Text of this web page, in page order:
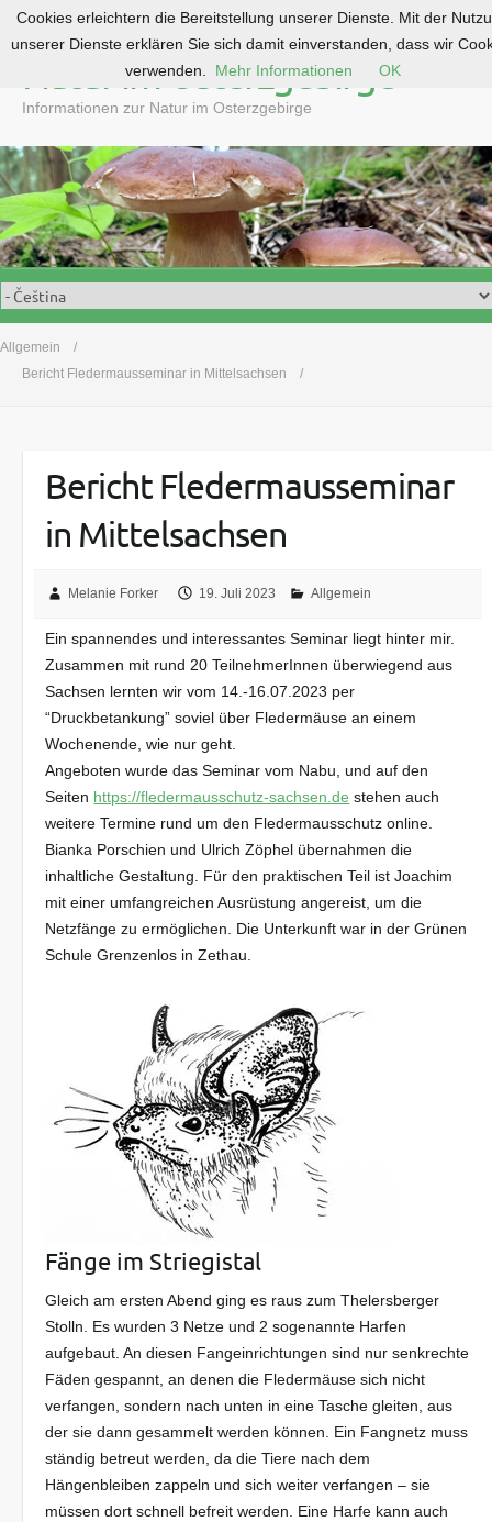
o
c
o
n
t
e
n
Natur im Osterzgebirge
Informationen zur Natur im Osterzgebirge
Allgemein
Bericht Fledermausseminar in Mittelsachsen
Bericht Fledermausseminar
in Mittelsachsen
Melanie Forker 19. Juli 2023 Allgemein
Ein spannendes und interessantes Seminar liegt hinter mir.
Zusammen mit rund 20 TeilnehmerInnen überwiegend aus
Sachsen lernten wir vom 14.-16.07.2023 per
“Druckbetankung” soviel über Fledermäuse an einem
Wochenende, wie nur geht.
Angeboten wurde das Seminar vom Nabu, und auf den
Seiten https://fledermausschutz-sachsen.de stehen auch
weitere Termine rund um den Fledermausschutz online.
Bianka Porschien und Ulrich Zöphel übernahmen die
inhaltliche Gestaltung. Für den praktischen Teil ist Joachim
mit einer umfangreichen Ausrüstung angereist, um die
Netzfänge zu ermöglichen. Die Unterkunft war in der Grünen
Schule Grenzenlos in Zethau.
Fänge im Striegistal
Gleich am ersten Abend ging es raus zum Thelersberger
Stolln. Es wurden 3 Netze und 2 sogenannte Harfen
aufgebaut. An diesen Fangeinrichtungen sind nur senkrechte
Fäden gespannt, an denen die Fledermäuse sich nicht
verfangen, sondern nach unten in eine Tasche gleiten, aus
der sie dann gesammelt werden können. Ein Fangnetz muss
ständig betreut werden, da die Tiere nach dem
Hängenbleiben zappeln und sich weiter verfangen – sie
müssen dort schnell befreit werden. Eine Harfe kann auch
Cookies erleichtern die Bereitstellung unserer Dienste. Mit der
unserer Dienste erklären Sie sich damit einverstanden, dass wir
verwenden.
Mehr Informationen OK